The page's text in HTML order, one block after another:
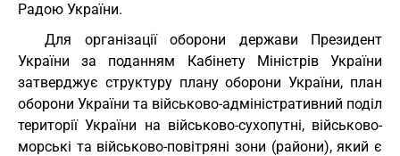
Радою України.
Для організації оборони держави Президент
України за поданням Кабінету Міністрів України
затверджує структуру плану оборони України, план
оборони України та військово-адміністративний поділ
території України на військово-сухопутні, військово-
морські та військово-повітряні зони (райони), який є